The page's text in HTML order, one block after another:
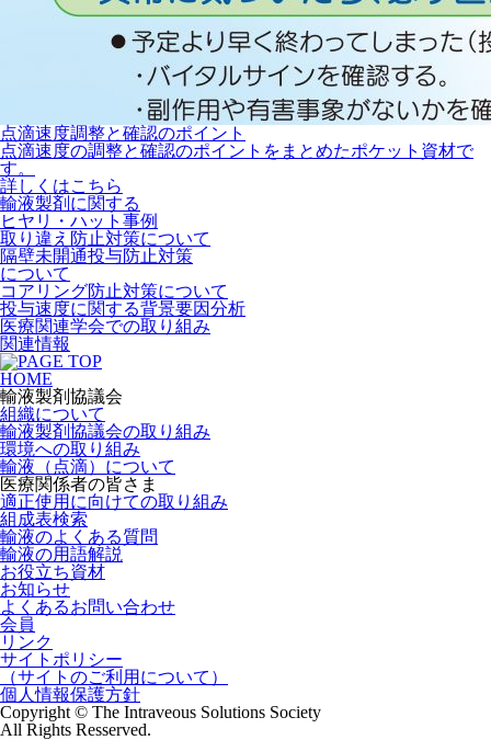
点滴速度調整と確認のポイント
点滴速度の調整と確認のポイントをまとめたポケット資材で
す。
詳しくはこちら
輸液製剤に関する
ヒヤリ・ハット事例
取り違え防止対策について
隔壁未開通投与防止対策
について
コアリング防止対策について
投与速度に関する背景要因分析
医療関連学会での取り組み
関連情報
HOME
輸液製剤協議会
組織について
輸液製剤協議会の取り組み
環境への取り組み
輸液（点滴）について
医療関係者の皆さま
適正使用に向けての取り組み
組成表検索
輸液のよくある質問
輸液の用語解説
お役立ち資材
お知らせ
よくあるお問い合わせ
会員
リンク
サイトポリシー
（サイトのご利用について）
個人情報保護方針
Copyright © The Intraveous Solutions Society
All Rights Resserved.